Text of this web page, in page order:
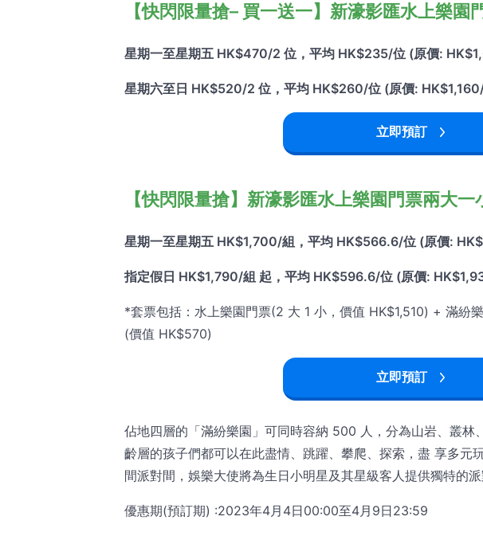
【快閃限量搶– 買一送一】新濠影匯水上樂園
星期一至星期五 HK$470/2 位，平均 HK$235/位 (原價:
星期六至日 HK$520/2 位，平均 HK$260/位 (原價:
立即預訂
【快閃限量搶】新濠影匯水上樂園門票兩大一
星期一至星期五 HK$1,700/組，平均 HK$566.6/位 (原價:
指定假日 HK$1,790/組 起，平均 HK$596.6/位 (原價:
*套票包括：水上樂園門票(2 大 1 小，價值 HK$1,510) + 滿紛
(價值 HK$570)
立即預訂
佔地四層的「滿紛樂園」可同時容納 500 人，分為山岩、叢林
齡層的孩子們都可以在此盡情、跳躍、攀爬、探索，盡 享多元
間派對間，娛樂大使將為生日小明星及其星級客人提供獨特的派
優惠期(預訂期) :2023年4月4日00:00至4月9日23:59